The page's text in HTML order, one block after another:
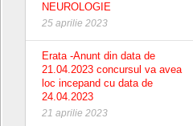
NEUROLOGIE
25 aprilie 2023
Erata -Anunt din data de
21.04.2023 concursul va avea
loc incepand cu data de
24.04.2023
21 aprilie 2023